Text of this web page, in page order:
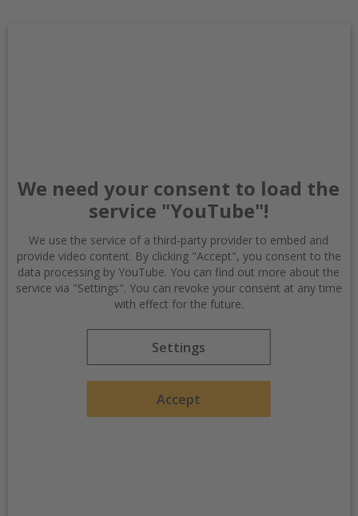
We need your consent to load the
service "YouTube"!
We use the service of a third-party provider to embed and
provide video content. By clicking "Accept", you consent to the
data processing by YouTube. You can find out more about the
service via "Settings". You can revoke your consent at any time
with effect for the future.
Settings
Accept